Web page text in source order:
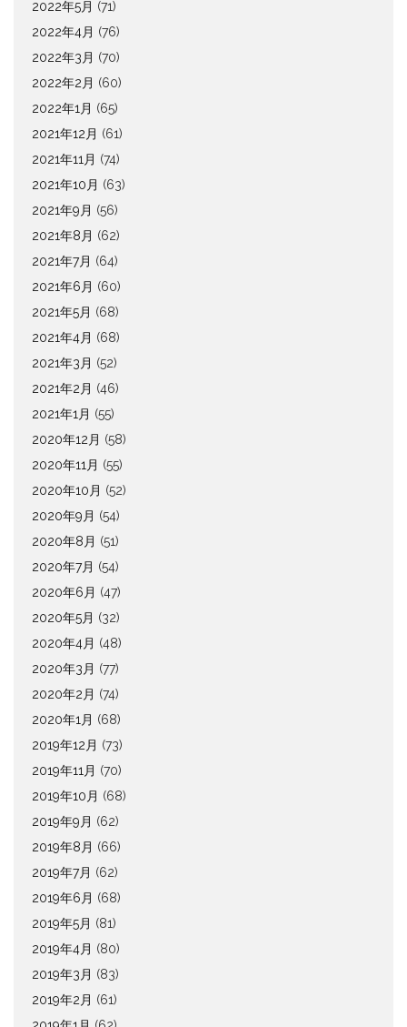
2022年5月 (71)
2022年4月 (76)
2022年3月 (70)
2022年2月 (60)
2022年1月 (65)
2021年12月 (61)
2021年11月 (74)
2021年10月 (63)
2021年9月 (56)
2021年8月 (62)
2021年7月 (64)
2021年6月 (60)
2021年5月 (68)
2021年4月 (68)
2021年3月 (52)
2021年2月 (46)
2021年1月 (55)
2020年12月 (58)
2020年11月 (55)
2020年10月 (52)
2020年9月 (54)
2020年8月 (51)
2020年7月 (54)
2020年6月 (47)
2020年5月 (32)
2020年4月 (48)
2020年3月 (77)
2020年2月 (74)
2020年1月 (68)
2019年12月 (73)
2019年11月 (70)
2019年10月 (68)
2019年9月 (62)
2019年8月 (66)
2019年7月 (62)
2019年6月 (68)
2019年5月 (81)
2019年4月 (80)
2019年3月 (83)
2019年2月 (61)